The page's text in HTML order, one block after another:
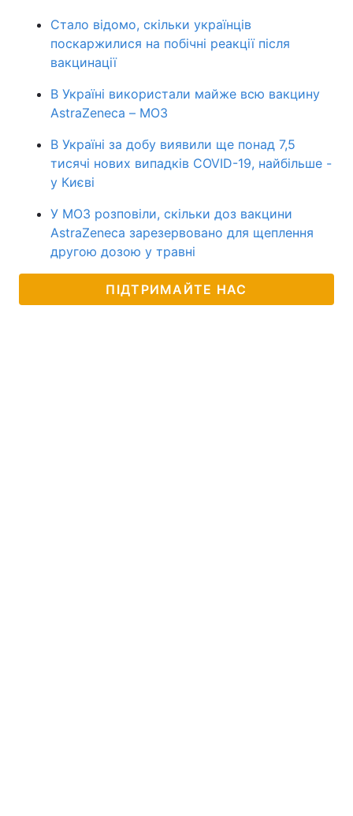
Стало відомо, скільки українців
поскаржилися на побічні реакції після
вакцинації
В Україні використали майже всю вакцину
AstraZeneca – МОЗ
В Україні за добу виявили ще понад 7,5
тисячі нових випадків COVID-19, найбільше -
у Києві
У МОЗ розповіли, скільки доз вакцини
AstraZeneca зарезервовано для щеплення
другою дозою у травні
ПІДТРИМАЙТЕ НАС